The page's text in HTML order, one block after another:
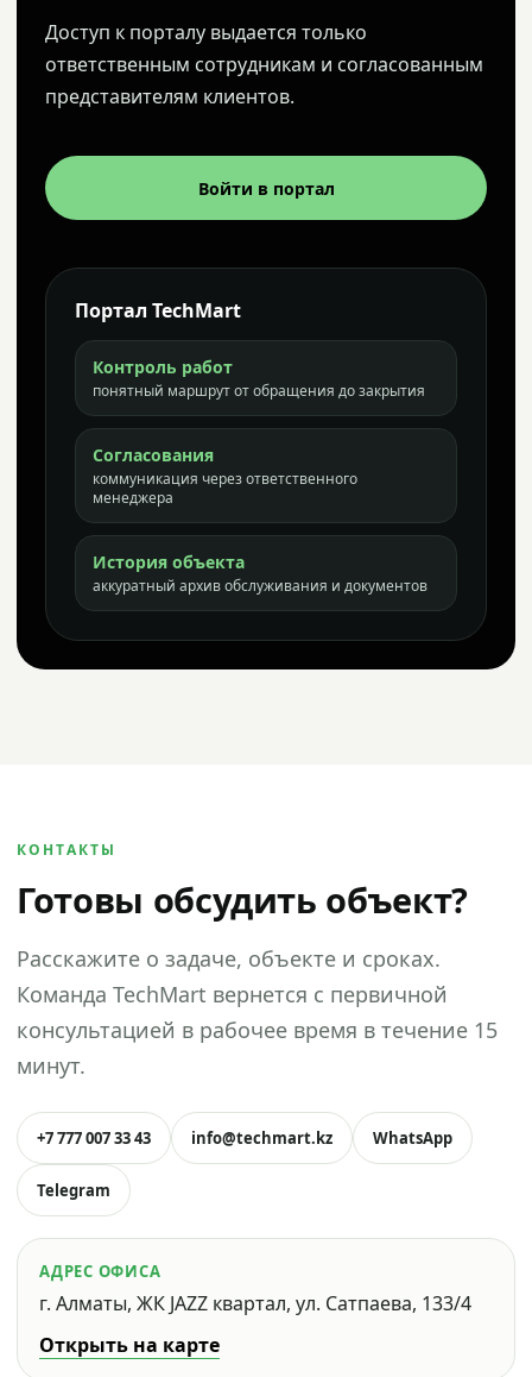
Доступ к порталу выдается только
ответственным сотрудникам и согласованным
представителям клиентов.
Войти в портал
Портал TechMart
Контроль работ
понятный маршрут от обращения до закрытия
Согласования
коммуникация через ответственного
менеджера
История объекта
аккуратный архив обслуживания и документов
КОНТАКТЫ
Готовы обсудить объект?
Расскажите о задаче, объекте и сроках.
Команда TechMart вернется с первичной
консультацией в рабочее время в течение 15
минут.
+7 777 007 33 43 info@techmart.kz WhatsApp
Telegram
АДРЕС ОФИСА
г. Алматы, ЖК JAZZ квартал, ул. Сатпаева, 133/4
Открыть на карте